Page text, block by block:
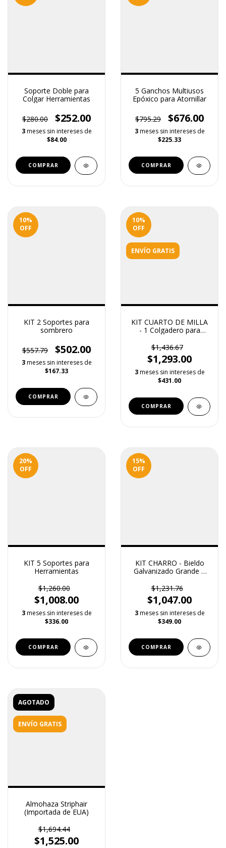
Soporte Doble para
Colgar Herramientas
$280.00 $252.00
3 meses sin intereses de
$84.00
5 Ganchos Multiusos
Epóxico para Atornillar
$795.29 $676.00
3 meses sin intereses de
$225.33
10%
OFF
KIT 2 Soportes para
sombrero
$557.79 $502.00
3 meses sin intereses de
$167.33
10%
OFF
ENVÍO GRATIS
KIT CUARTO DE MILLA
- 1 Colgadero para
Gancho Multiusos
Epóxico + 1 Perchero
Multiusos Premium
$1,436.67
$1,293.00
3 meses sin intereses de
$431.00
20%
OFF
KIT 5 Soportes para
Herramientas
$1,260.00
$1,008.00
3 meses sin intereses de
$336.00
15%
OFF
KIT CHARRO - Bieldo
Galvanizado Grande +
$1,231.76
$1,047.00
3 meses sin intereses de
$349.00
AGOTADO
ENVÍO GRATIS
Almohaza Striphair
(Importada de EUA)
$1,694.44
$1,525.00